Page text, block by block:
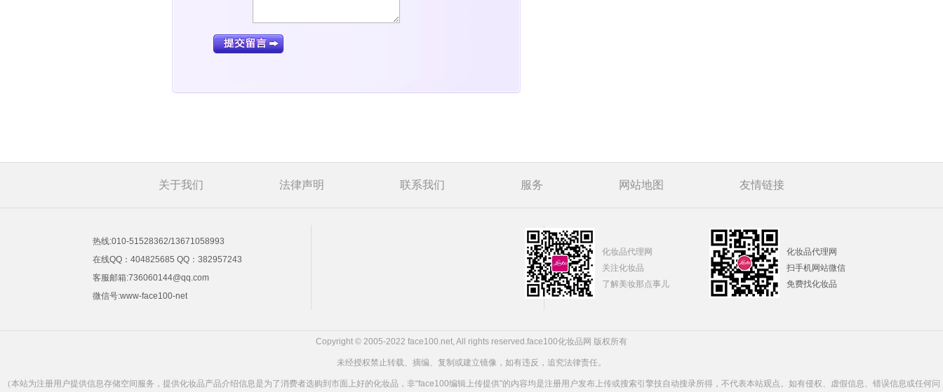
媚兰化妆品 海洋冰泉补水系列
媚兰化妆品 蜂胶弹力倍润深层滋养
媚兰葡萄籽美白柔润洁面乳
媚兰护肤品 葡萄籽美白柔润亮肤精
关于我们 法律声明 联系我们 服务 网站地图 友情链接
热线:010-51528362/13671058993
在线QQ：404825685 QQ：382957243
客服邮箱:736060144@qq.com
微信号:www-face100-net
化妆品代理网
关注化妆品
了解美妆那点事儿
化妆品代理网
扫手机网站微信
免费找化妆品
Copyright © 2005-2022 face100.net, All rights reserved.face100化妆品网 版权所有
未经授权禁止转载、摘编、复制或建立镜像，如有违反，追究法律责任。
（本站为注册用户提供信息存储空间服务，提供化妆品产品介绍信息是为了消费者选购到市面上好的化妆品，非“face100编辑上传提供”的内容均是注册用户发布上传或搜索引擎技自动搜录所得，不代表本站观点。如有侵权、虚假信息、错误信息或任何问